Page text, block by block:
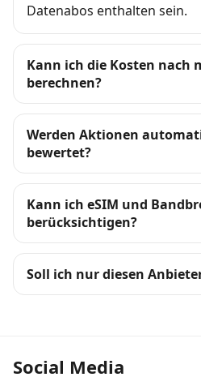
Datenabos enthalten sein.
Kann ich die Kosten nach
berechnen?
Werden Aktionen
bewertet?
Kann ich eSIM und
berücksichtigen?
Soll ich nur diesen
Social Media